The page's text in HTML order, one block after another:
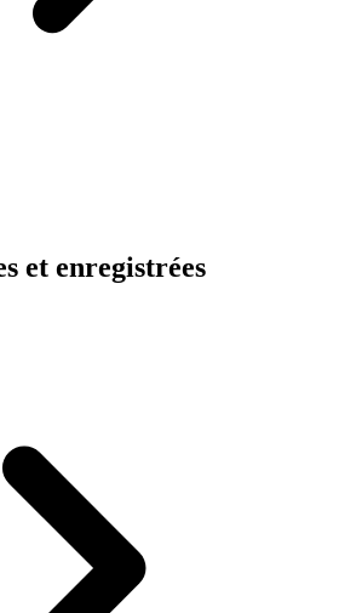
et enregistrées